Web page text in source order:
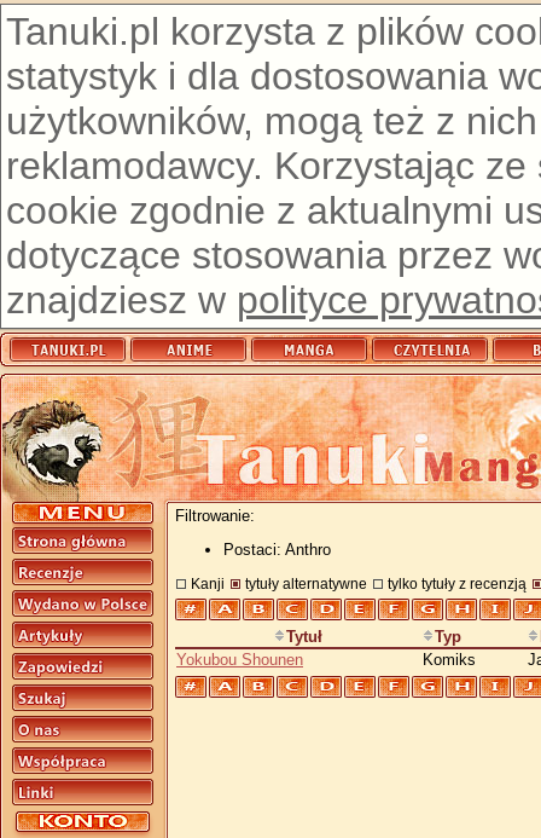
Tanuki.pl korzysta z plików
statystyk i dla dostosowania
użytkowników, mogą też z
reklamodawcy. Korzystając
cookie zgodnie z aktualnymi
dotyczące stosowania przez
znajdziesz w polityce
Filtrowanie:
Postaci: Anthro
Kanji tytuły alternatywne tylko tytuły z recenzją
Tytuł Typ
Yokubou Shounen
Komiks